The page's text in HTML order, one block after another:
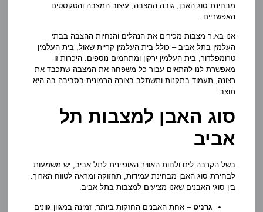
מבחינת סוג האבן, גובה המצבה, עיצוב המצבה והטקסטים
האפשריים.
אנו בא.ר מצבות מכירים את הנהלים והנחיות ההצבה בבתי
העלמין בתל אביב – כולל בית העלמין קריית שאול, בית העלמין
טרומפלדור, בית העלמין ירקון ומתחמים נוספים. היכרות זו
מאפשרת לנו להתאים עבור כל משפחה את המצבה שתכבד את
רצונה, תעמוד בתקנות ותשתלב בצורה הרמונית בסביבה בה היא
תוצב.
סוג האבן למצבות תל
אביב
בשל הקרבה לים ולחות האוויר האופיינית לתל אביב, יש משמעות
לבחירת סוג האבן מבחינת עמידות, תחזוקה ומראה לטווח הארוך.
בין סוגי האבנים שאנו מציעים למצבות בתל אביב:
גרניט – אחת האבנים החזקות ביותר, זמינה במגוון גוונים